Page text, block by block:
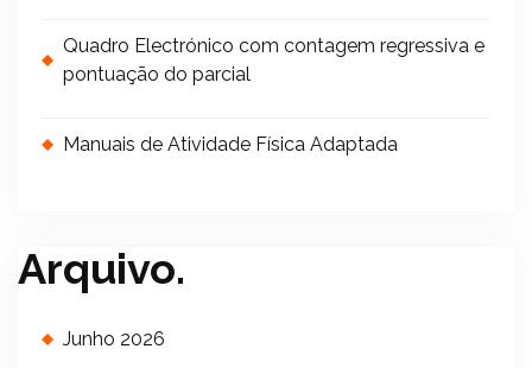
Quadro Electrónico com contagem regressiva e
pontuação do parcial
Manuais de Atividade Física Adaptada
Arquivo.
Junho 2026